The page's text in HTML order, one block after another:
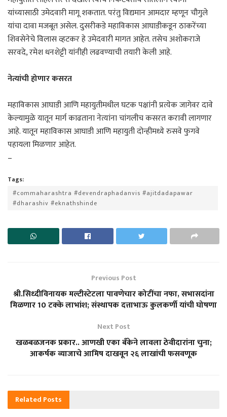
यांच्यासाठी उमेदवारी मागू शकतात. परंतु विद्यमान आमदार म्हणून चौगुले
यांचा दावा मजबूत असेल. दुसरीकडे महाविकास आघाडीकडून ठाकरेंच्या
शिवसेनेचे विलास व्हटकर हे उमेदवारी मागत आहेत. तसेच अशोकराजे
सरवदे, रमेश धनशेट्टी यांनीही लढवण्याची तयारी केली आहे.
नेत्यांची होणार कसरत
महाविकास आघाडी आणि महायुतीमधील घटक पक्षांनी प्रत्येक जागेवर दावे
केल्यामुळे यातून मार्ग काढताना नेत्यांना चांगलीच कसरत करावी लागणार
आहे. यातून महाविकास आघाडी आणि महायुती दोन्हीमध्ये रुसवे फुगवे
पहायला मिळणार आहेत.
–
Tags:
#commaharashtra #devendraphadanvis #ajitdadapawar
#dharashiv #eknathshinde
Previous Post
श्री.सिध्दीविनायक मल्टीस्टेटला पावणेचार कोटींचा नफा, सभासदांना
मिळणार 10 टक्के लाभांश; संस्थापक दत्ताभाऊ कुलकर्णी यांची घोषणा
Next Post
खळबळजनक प्रकार.. आणखी एका बँकेने लावला ठेवीदारांना चुना;
आकर्षक व्याजाचे आमिष दाखवून २६ लाखांची फसवणूक
Related Posts